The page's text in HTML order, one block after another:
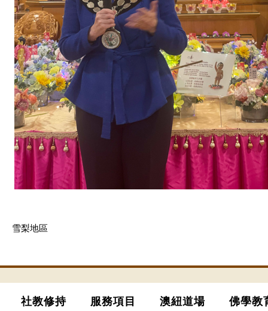
雪梨地區
社教修持 服務項目 澳紐道場 佛學